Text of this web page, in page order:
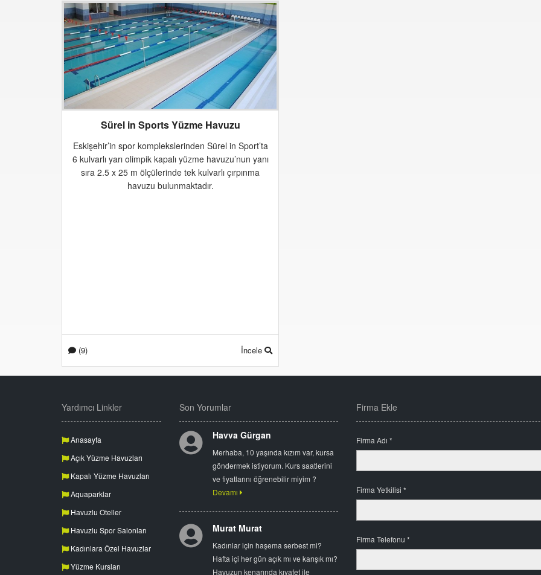
Sürel in Sports Yüzme Havuzu
Eskişehir’in spor komplekslerinden Sürel in Sport’ta
6 kulvarlı yarı olimpik kapalı yüzme havuzu’nun yanı
sıra 2.5 x 25 m ölçülerinde tek kulvarlı çırpınma
havuzu bulunmaktadır.
(9) İncele
Yardımcı Linkler
Anasayfa
Açık Yüzme Havuzları
Kapalı Yüzme Havuzları
Aquaparklar
Havuzlu Oteller
Havuzlu Spor Salonları
Kadınlara Özel Havuzlar
Yüzme Kursları
Son Yorumlar
Havva Gürgan
Merhaba, 10 yaşında kızım var, kursa
göndermek istiyorum. Kurs saatlerini
ve fiyatlarını öğrenebilir miyim ?
Devamı
Murat Murat
Kadınlar için haşema serbest mi?
Hafta içi her gün açık mı ve karışık mı?
Havuzun kenarında kıyafet ile
Firma Ekle
Firma Adı *
Firma Yetkilisi *
Firma Telefonu *